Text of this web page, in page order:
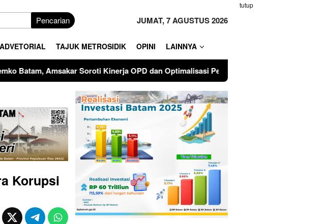
tutup
Pencarian JUMAT, 7 AGUSTUS 2026
ADVETORIAL TAJUK METROSIDIK OPINI LAINNYA
OPD dan Optimalisasi Pendapatan Daerah Walikota Batam Open Karate
Korupsi